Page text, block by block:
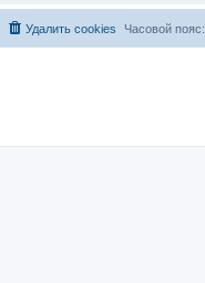
Часовой пояс:
Удалить cookies